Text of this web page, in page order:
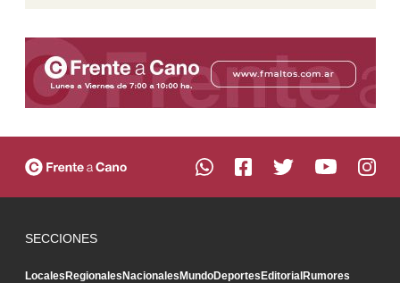
SECCIONES
LocalesRegionalesNacionalesMundoDeportesEditorialRumores